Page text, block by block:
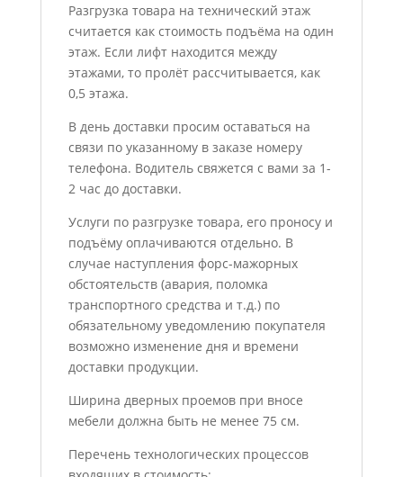
Разгрузка товара на технический этаж
считается как стоимость подъёма на один
этаж. Если лифт находится между
этажами, то пролёт рассчитывается, как
0,5 этажа.
В день доставки просим оставаться на
связи по указанному в заказе номеру
телефона. Водитель свяжется с вами за 1-
2 час до доставки.
Услуги по разгрузке товара, его проносу и
подъёму оплачиваются отдельно. В
случае наступления форс-мажорных
обстоятельств (авария, поломка
транспортного средства и т.д.) по
обязательному уведомлению покупателя
возможно изменение дня и времени
доставки продукции.
Ширина дверных проемов при вносе
мебели должна быть не менее 75 см.
Перечень технологических процессов